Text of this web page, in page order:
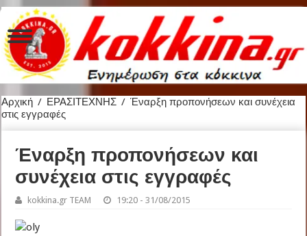
Αρχική / ΕΡΑΣΙΤΕΧΝΗΣ / Έναρξη προπονήσεων και συνέχεια
στις εγγραφές
Έναρξη προπονήσεων και
συνέχεια στις εγγραφές
kokkina.gr TEAM 19:20 - 31/08/2015